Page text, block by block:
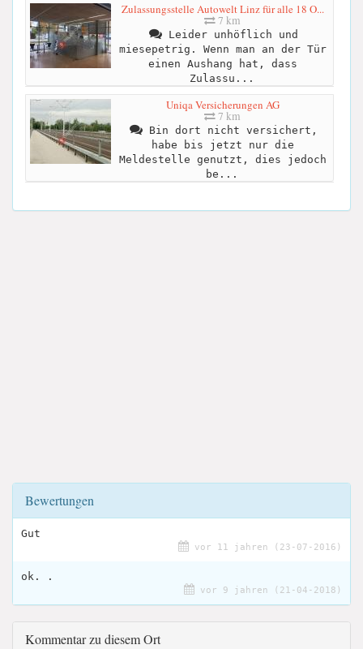
Zulassungsstelle Autowelt Linz für alle 18 O...
7 km
Leider unhöflich und
miesepetrig. Wenn man an der Tür
einen Aushang hat, dass
Zulassu...
Uniqa Versicherungen AG
7 km
Bin dort nicht versichert,
habe bis jetzt nur die
Meldestelle genutzt, dies jedoch
be...
Bewertungen
Gut
vor 11 jahren (23-07-2016)
ok. .
vor 9 jahren (21-04-2018)
Kommentar zu diesem Ort